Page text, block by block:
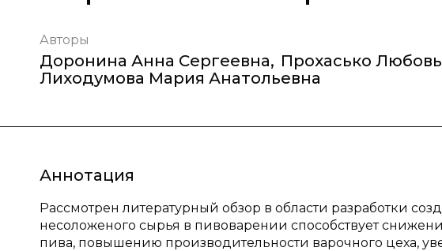
Авторы
Доронина Анна Сергеевна, Прохасько
Лиходумова Мария Анатольевна
Аннотация
Рассмотрен литературный обзор в области разработки
несоложеного сырья в пивоварении способствует
пива, повышению производительности варочного цеха,